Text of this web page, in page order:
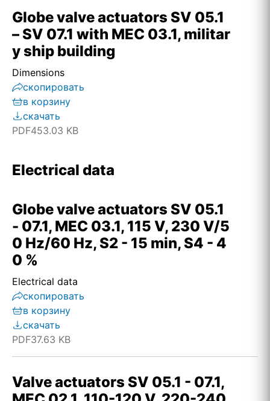
Globe valve actuators SV 05.1
– SV 07.1 with MEC 03.1, militar
y ship building
Dimensions
скопировать
в корзину
скачать
PDF453.03 KB
Electrical data
Globe valve actuators SV 05.1
- 07.1, MEC 03.1, 115 V, 230 V/5
0 Hz/60 Hz, S2 - 15 min, S4 - 4
0 %
Electrical data
скопировать
в корзину
скачать
PDF37.63 KB
Valve actuators SV 05.1 - 07.1,